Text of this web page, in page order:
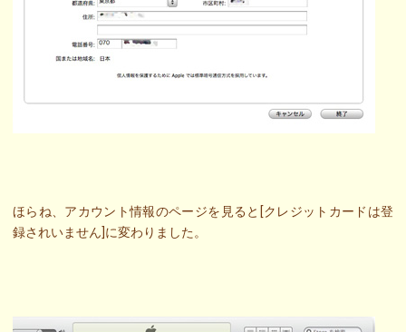
ほらね、アカウント情報のページを見ると[クレジットカードは登
録されいません]に変わりました。